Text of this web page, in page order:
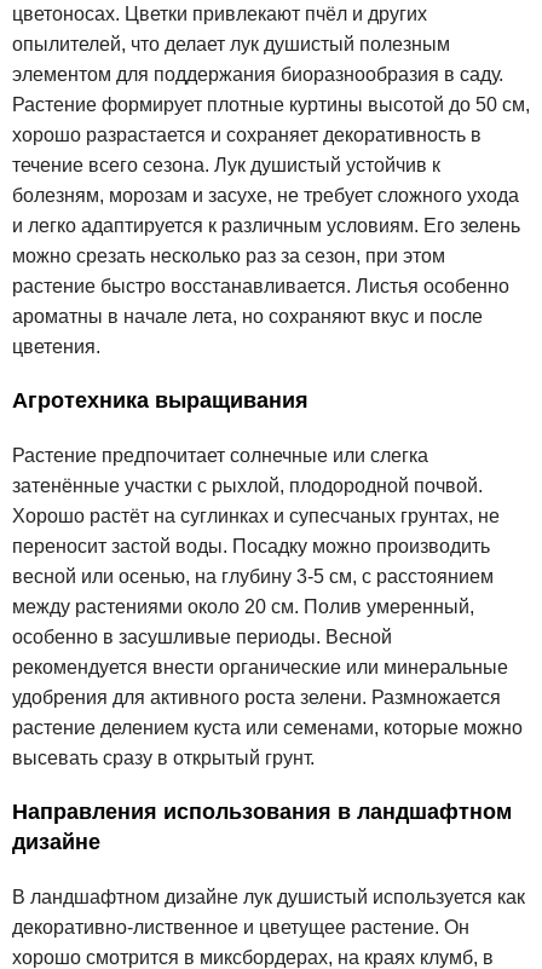
цветоносах. Цветки привлекают пчёл и других
опылителей, что делает лук душистый полезным
элементом для поддержания биоразнообразия в саду.
Растение формирует плотные куртины высотой до 50 см,
хорошо разрастается и сохраняет декоративность в
течение всего сезона. Лук душистый устойчив к
болезням, морозам и засухе, не требует сложного ухода
и легко адаптируется к различным условиям. Его зелень
можно срезать несколько раз за сезон, при этом
растение быстро восстанавливается. Листья особенно
ароматны в начале лета, но сохраняют вкус и после
цветения.
Агротехника выращивания
Растение предпочитает солнечные или слегка
затенённые участки с рыхлой, плодородной почвой.
Хорошо растёт на суглинках и супесчаных грунтах, не
переносит застой воды. Посадку можно производить
весной или осенью, на глубину 3-5 см, с расстоянием
между растениями около 20 см. Полив умеренный,
особенно в засушливые периоды. Весной
рекомендуется внести органические или минеральные
удобрения для активного роста зелени. Размножается
растение делением куста или семенами, которые можно
высевать сразу в открытый грунт.
Направления использования в ландшафтном
дизайне
В ландшафтном дизайне лук душистый используется как
декоративно-лиственное и цветущее растение. Он
хорошо смотрится в миксбордерах, на краях клумб, в